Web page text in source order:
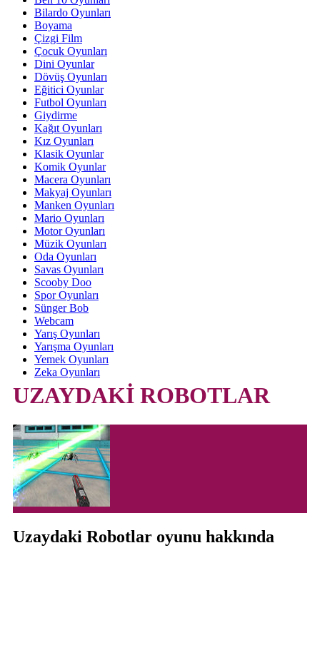
Bilardo Oyunları
Boyama
Çizgi Film
Çocuk Oyunları
Dini Oyunlar
Dövüş Oyunları
Eğitici Oyunlar
Futbol Oyunları
Giydirme
Kağıt Oyunları
Kız Oyunları
Klasik Oyunlar
Komik Oyunlar
Macera Oyunları
Makyaj Oyunları
Manken Oyunları
Mario Oyunları
Motor Oyunları
Müzik Oyunları
Oda Oyunları
Savas Oyunları
Scooby Doo
Spor Oyunları
Sünger Bob
Webcam
Yarış Oyunları
Yarışma Oyunları
Yemek Oyunları
Zeka Oyunları
UZAYDAKİ ROBOTLAR
Uzaydaki Robotlar oyunu hakkında